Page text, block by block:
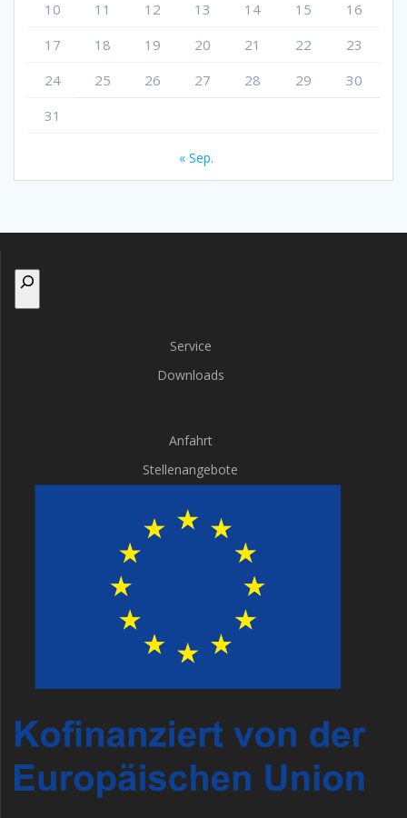
10
11 12 13 14 15
16
17
18 19 20 21 22
23
24
25 26 27 28 29
30
31
« Sep.
Service
Downloads
Anfahrt
Stellenangebote